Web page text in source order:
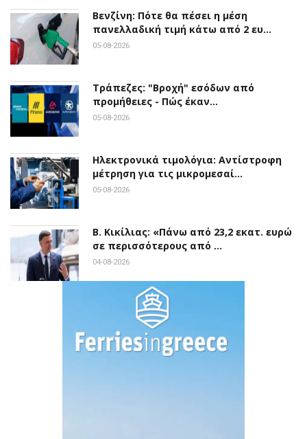
Βενζίνη: Πότε θα πέσει η μέση
πανελλαδική τιμή κάτω από 2 ευ…
05-08-2026
Τράπεζες: "Βροχή" εσόδων από
προμήθειες - Πώς έκαν…
05-08-2026
Ηλεκτρονικά τιμολόγια: Αντίστροφη
μέτρηση για τις μικρομεσαί…
05-08-2026
Β. Κικίλιας: «Πάνω από 23,2 εκατ. ευρώ
σε περισσότερους από …
04-08-2026